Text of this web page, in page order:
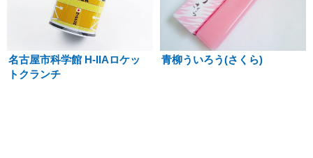
名古屋市科学館 H-IIAロケッ
トクランチ
青柳ういろう(さくら)